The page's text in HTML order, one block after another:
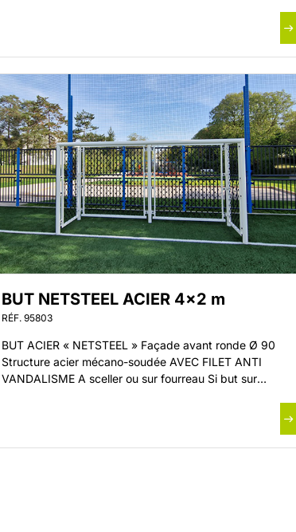
BUT NETSTEEL ACIER 4×2 m
RÉF. 95803
BUT ACIER « NETSTEEL » Façade avant ronde Ø 90
Structure acier mécano-soudée AVEC FILET ANTI
VANDALISME A sceller ou sur fourreau Si but sur
[…]